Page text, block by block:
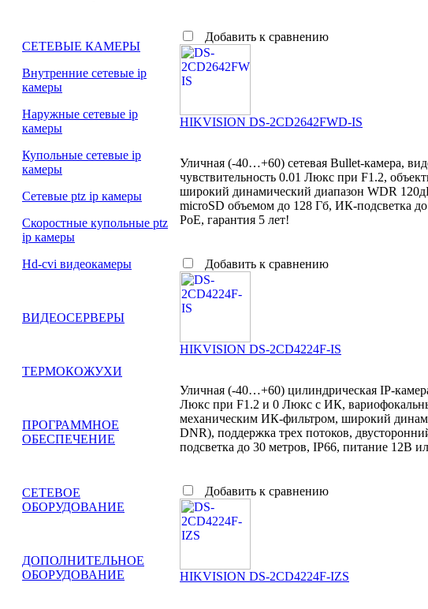
СЕТЕВЫЕ КАМЕРЫ
Внутренние сетевые ip
камеры
Наружные сетевые ip
камеры
Купольные сетевые ip
камеры
Сетевые ptz ip камеры
Скоростные купольные ptz
ip камеры
Hd-cvi видеокамеры
ВИДЕОСЕРВЕРЫ
ТЕРМОКОЖУХИ
ПРОГРАММНОЕ
ОБЕСПЕЧЕНИЕ
СЕТЕВОЕ
ОБОРУДОВАНИЕ
ДОПОЛНИТЕЛЬНОЕ
ОБОРУДОВАНИЕ
Добавить к сравнению
HIKVISION DS-2CD2642FWD-IS
Уличная (-40…+60) сетевая Bullet-камера,
чувствительность 0.01 Люкс при F1.2,
широкий динамический диапазон WDR
microSD объемом до 128 Гб, ИК-подсветка
PoE, гарантия 5 лет!
Добавить к сравнению
HIKVISION DS-2CD4224F-IS
Уличная (-40…+60) цилиндрическая IP-
Люкс при F1.2 и 0 Люкс с ИК,
механическим ИК-фильтром, широкий
DNR), поддержка трех потоков,
подсветка до 30 метров, IP66, питание 12В
Добавить к сравнению
HIKVISION DS-2CD4224F-IZS